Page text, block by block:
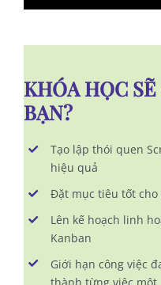
KHÓA HỌC
BẠN?
Tạo lập thói quen
hiệu quả
Đặt mục tiêu tốt cho
Lên kế hoạch linh
Kanban
Giới hạn công việc
thành từng việc một